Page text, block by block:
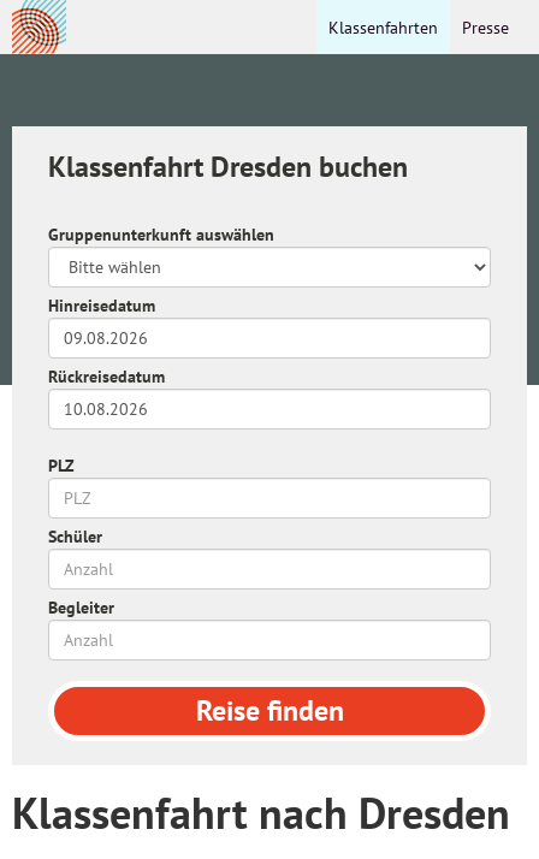
Presse
Klassenfahrten
Klassenfahrt Dresden buchen
Gruppenunterkunft auswählen
Hinreisedatum
Rückreisedatum
PLZ
Schüler
Begleiter
Reisefinden
Klassenfahrt nach Dresden